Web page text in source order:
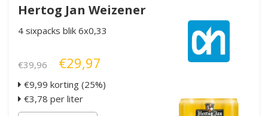
Hertog Jan Weizener
4 sixpacks blik 6x0,33
€39,96 €29,97
€9,99 korting (25%)
€3,78 per liter